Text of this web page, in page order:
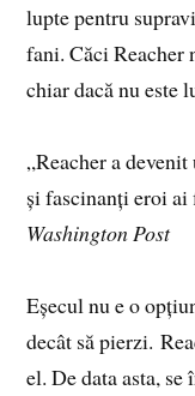
lupte pentru
fani. Căci Reacher
chiar dacă nu este
„Reacher a
și fascinanți eroi ai
Washington Post
Eșecul nu e o
decât să pierzi.
el. De data asta, se